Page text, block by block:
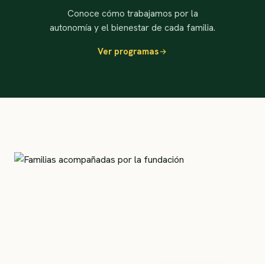
Conoce cómo trabajamos por la
autonomía y el bienestar de cada familia.
Ver programas